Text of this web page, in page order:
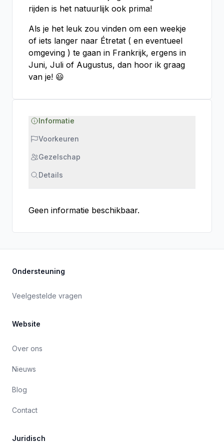
rijden is het natuurlijk ook prima!
Als je het leuk zou vinden om een weekje
of iets langer naar Étretat ( en eventueel
omgeving ) te gaan in Frankrijk, ergens in
Juni, Juli of Augustus, dan hoor ik graag
van je! 😃
Informatie
Voorkeuren
Gezelschap
Details
Geen informatie beschikbaar.
Ondersteuning
Veelgestelde vragen
Website
Over ons
Nieuws
Blog
Contact
Juridisch